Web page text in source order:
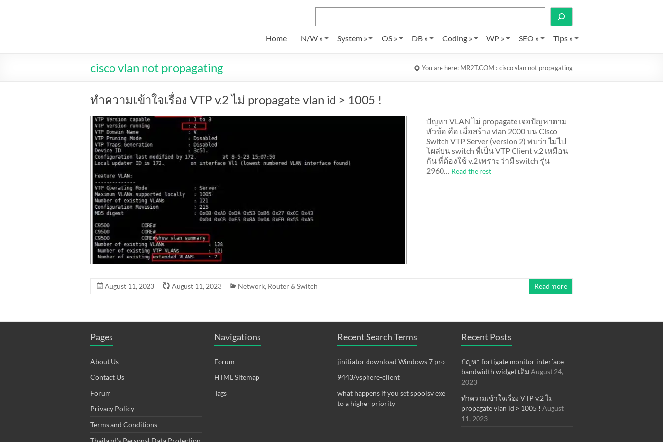
Search
Home N/W » System » OS » DB » Coding » WP » SEO » Tips »
cisco vlan not propagating You are here: MR2T.COM › cisco vlan not propagating
ทำความเข้าใจเรื่อง VTP v.2 ไม่ propagate vlan id > 1005 !
ปัญหา VLAN ไม่ propagate เจอปัญหาตาม
หัวข้อ คือ เมื่อสร้าง vlan 2000 บน Cisco
Switch VTP Server (version 2) พบว่า ไม่ไป
โผล่บน switch ที่เป็น VTP Client v.2 เหมือน
กัน ที่ต้องใช้ v.2 เพราะว่ามี switch รุ่น
2960… Read the rest
August 11, 2023 August 11, 2023 Network, Router & Switch Read more
Pages
About Us
Contact Us
Forum
Privacy Policy
Terms and Conditions
Thailand’s Personal Data Protection
Navigations
Forum
HTML Sitemap
Tags
Recent Search Terms
jinitiator download Windows 7 pro
9443/vsphere-client
what happens if you set spoolsv exe
to a higher priority
Recent Posts
ปัญหา fortigate monitor interface
bandwidth widget เต็ม August 24,
2023
ทำความเข้าใจเรื่อง VTP v.2 ไม่
propagate vlan id > 1005 ! August
11, 2023